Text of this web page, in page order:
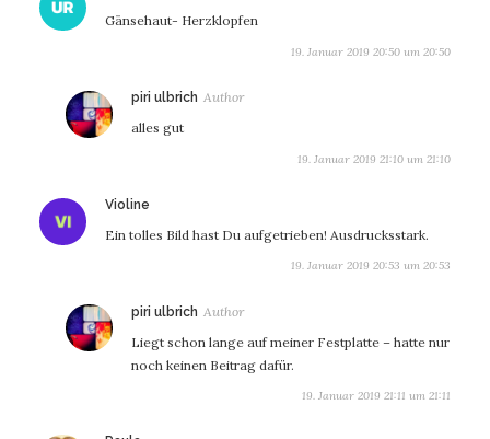
Gänsehaut- Herzklopfen
19. Januar 2019 20:50 um 20:50
piri ulbrich sagt:
alles gut
19. Januar 2019 21:10 um 21:10
Violine
Ein tolles Bild hast Du aufgetrieben! Ausdrucksstark.
19. Januar 2019 20:53 um 20:53
piri ulbrich sagt:
Liegt schon lange auf meiner Festplatte – hatte nur
noch keinen Beitrag dafür.
19. Januar 2019 21:11 um 21:11